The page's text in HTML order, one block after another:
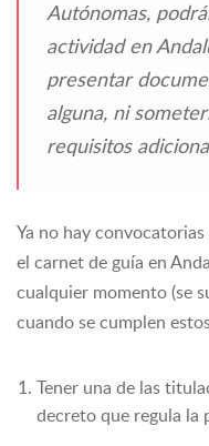
Autónomas,
actividad en
presentar
alguna, ni
requisitos
Ya no hay
el carnet de guía en
cualquier momento (se
cuando se cumplen
Tener una de las
decreto que regula la